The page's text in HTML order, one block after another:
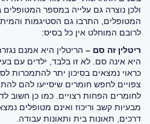
ולכן נוצרה גם עלייה במספר
המטופלים, התרבו גם הסטיגמות
לרובם המוחלט אין כל בסיס:
ריטלין זה סם – הריטלין היא אמנם
היא אינה סם. לא זו בלבד, ילדים עם
כראוי נמצאים בסיכון יתר להתמכרות
צפויים לחפש חומרים שיסייעו להם
לחומרים הפחות רצויים. כמו כן חשוב
מבעיות קשב וריכוז ואינם מטופלים
דרכים, תאונות בית ותאונות עבודה.